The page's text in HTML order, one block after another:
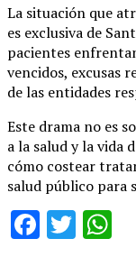
La situación que
es exclusiva de
pacientes
vencidos, excusas
de las entidades
Este drama no es
a la salud y la vida
cómo costear
salud público para